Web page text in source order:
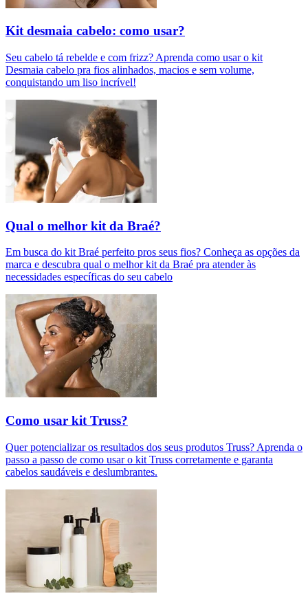
Kit desmaia cabelo: como usar?
Seu cabelo tá rebelde e com frizz? Aprenda como usar o kit
Desmaia cabelo pra fios alinhados, macios e sem volume,
conquistando um liso incrível!
Qual o melhor kit da Braé?
Em busca do kit Braé perfeito pros seus fios? Conheça as opções da
marca e descubra qual o melhor kit da Braé pra atender às
necessidades específicas do seu cabelo
Como usar kit Truss?
Quer potencializar os resultados dos seus produtos Truss? Aprenda o
passo a passo de como usar o kit Truss corretamente e garanta
cabelos saudáveis e deslumbrantes.